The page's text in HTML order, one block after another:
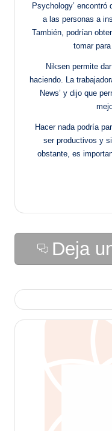
Psychology’ encontró
a las personas a
También, podrían
tomar
Niksen permite
haciendo. La
News’ y dijo que
Hacer nada podría
ser productivos y
obstante, es
Deja